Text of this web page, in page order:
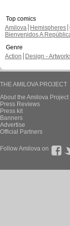
Top comics
Amilova
Hemispheres
Bienvenidos A
Genre
Action
Design -
THE AMILOVA PROJECT
About the Amilova Project
Press Reviews
Press kit
Banners
Advertise
Official Partners
Follow Amilova on